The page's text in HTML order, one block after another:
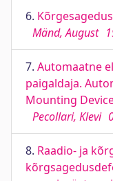
6.
Mänd, August
7. Automaatne
paigaldaja.
Mounting
Pecollari, Klevi
8. Raadio- ja